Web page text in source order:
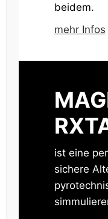
beidem.
mehr Infos
ist eine
sichere